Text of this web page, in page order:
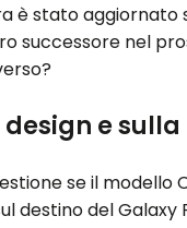
è stato aggiornato
successore nel
e
se il modello
destino del Galaxy